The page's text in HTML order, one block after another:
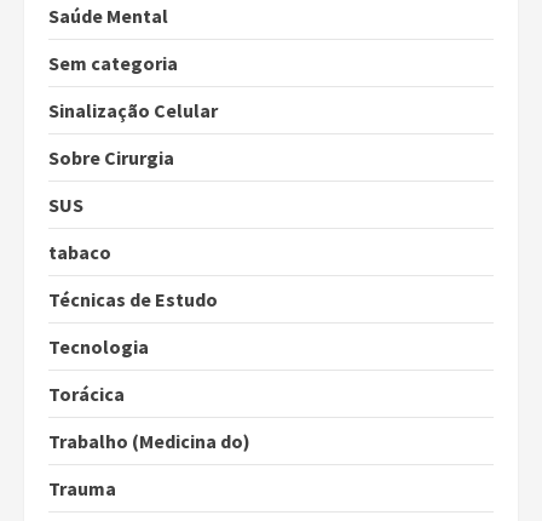
Saúde Mental
Sem categoria
Sinalização Celular
Sobre Cirurgia
SUS
tabaco
Técnicas de Estudo
Tecnologia
Torácica
Trabalho (Medicina do)
Trauma